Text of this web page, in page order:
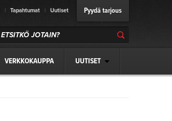
| Tapahtumat | Uutiset Pyydä tarjous
VERKKOKAUPPA UUTISET